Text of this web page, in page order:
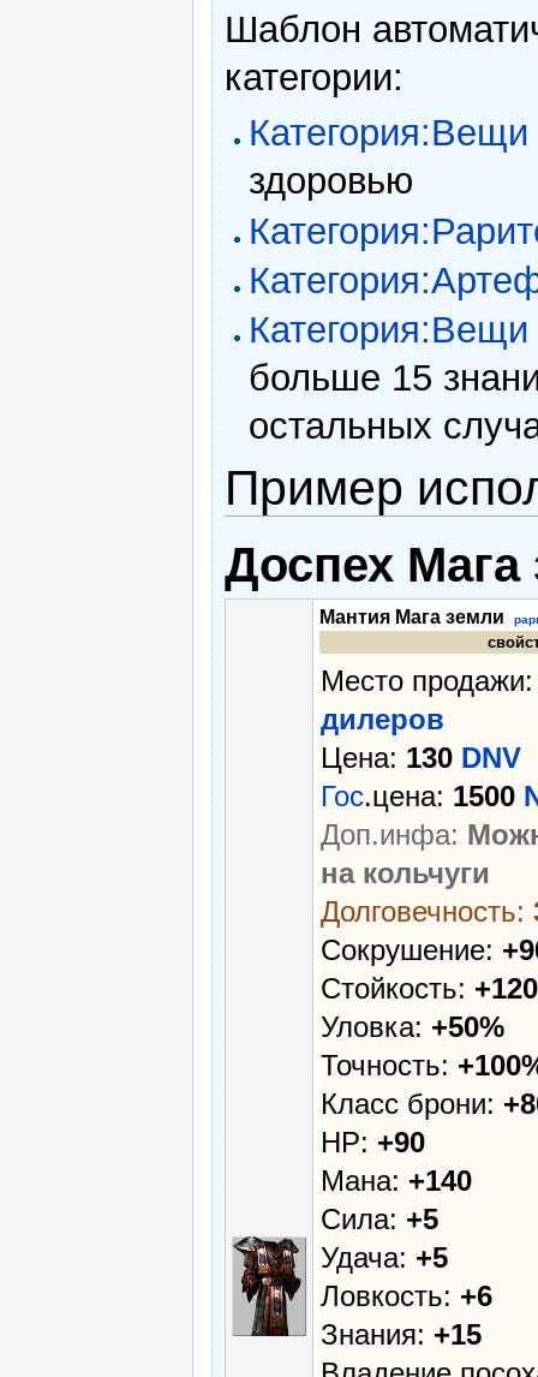
Шаблон
категории:
Категория:Вещи
здоровью
больше 15
остальных
Пример
Доспех Мага
Мантия Мага земли
Место
дилеров
Цена: 130 DNV
Гос.цена: 1500
Доп.инфа:
на кольчуги
Долговечность:
Сокрушение:
Стойкость:
Уловка: +50%
Точность:
Класс брони:
HP: +90
Мана: +140
Сила: +5
Удача: +5
Ловкость: +6
Знания: +15